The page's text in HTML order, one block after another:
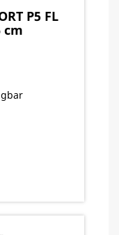
P5 FL
cm